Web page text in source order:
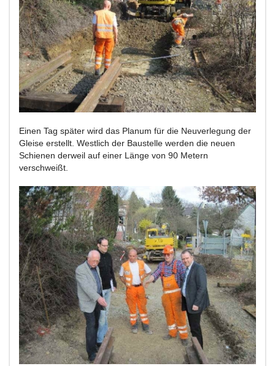
Einen Tag später wird das Planum für die Neuverlegung der
Gleise erstellt. Westlich der Baustelle werden die neuen
Schienen derweil auf einer Länge von 90 Metern
verschweißt.